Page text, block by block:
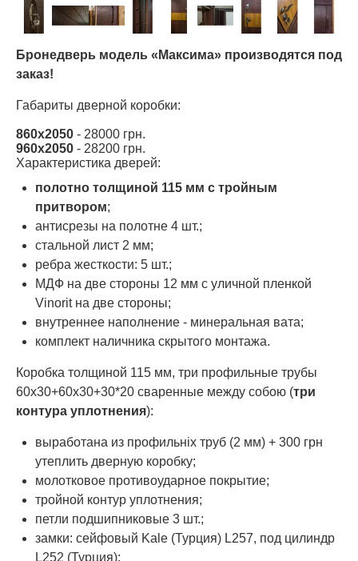
Бронедверь модель «Максима» производятся под
заказ!
Габариты дверной коробки:
860х2050 - 28000 грн.
960х2050 - 28200 грн.
Характеристика дверей:
полотно толщиной 115 мм с тройным
притвором;
антисрезы на полотне 4 шт.;
стальной лист 2 мм;
ребра жесткости: 5 шт.;
МДФ на две стороны 12 мм с уличной пленкой
Vinorit на две стороны;
внутреннее наполнение - минеральная вата;
комплект наличника скрытого монтажа.
Коробка толщиной 115 мм, три профильные трубы
60х30+60х30+30*20 сваренные между собою (три
контура уплотнения):
выработана из профильніх труб (2 мм) + 300 грн
утеплить дверную коробку;
молотковое противоударное покрытие;
тройной контур уплотнения;
петли подшипниковые 3 шт.;
замки: сейфовый Kale (Турция) L257, под цилиндр
L252 (Турция);